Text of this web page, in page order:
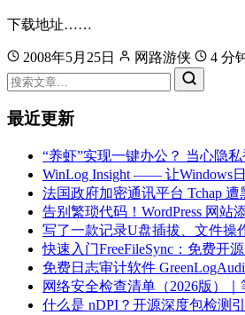
下载地址……
2008年5月25日 网路游侠 4 分
最近更新
“养虾”实现一键办公？ 当心隐私
WinLog Insight —— 让Windows
法国政府加密通讯平台 Tchap
告别繁琐代码！WordPress 网站
写了一款记录U盘插拔、文件操
快速入门FreeFileSync：免费开
免费日志审计软件
网络安全检查清单（2026版）
什么是 nDPI？开源深度包检测